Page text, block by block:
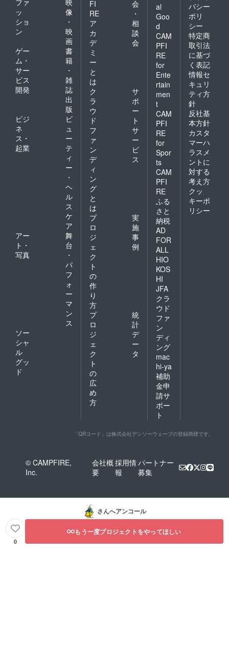
ッ
ショ
ン
像
・
映
画
ゲー
ム・
サー
ビス
開発
書
籍
・
雑
誌
出
版
ビジ
ネ
ス・
起業
ビ
ュ
ー
テ
ィ
ー
・
ヘ
ル
ス
ケ
ア
アー
ト・
写真
舞
台
・
パ
フ
ォ
ー
マ
ン
ス
ソー
シャ
ル
グッ
ド
FI
RE
ア
カ
デ
ミ
ー
と
は
会
・
相
談
会
ク
ラ
ウ
ド
フ
ァ
ン
デ
ィ
ン
グ
と
は
サ
ポ
ー
ト
サ
ー
ビ
ス
プ
ロ
ジ
ェ
ク
ト
の
作
り
方
実
施
事
例
プ
ロ
ジ
ェ
ク
ト
の
広
め
方
統
計
デ
ー
タ
al
Goo
d
CAM
PFI
RE
for
Ente
rtain
men
t
CAM
PFI
RE
for
Spor
ts
CAM
PFI
RE
ふる
さと
納税
AD
FOR
ALL
HIO
KOS
HI
JFA
クラ
ウド
ファ
ン
ディ
ング
mac
hi-ya
補助
金申
請サ
ポー
ト
バシー
ポリ
シー
特定商
取引法
に基づ
く表記
情報セ
キュリ
ティ方
針
反社基
本方針
カスタ
マーハ
ラスメ
ントに
対する
考え方
クッ
キーポ
リシー
「QRコード」は株式会社デンソーウェーブの登録商標です。
© CAMPFIRE,
Inc.
会社概
要
採用情
報
パートナー
募集
さんへアンコール
0
もう一度プロジェクトをやってほしい